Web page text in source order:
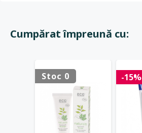
Cumpărat împreună cu:
Stoc 0 -15%